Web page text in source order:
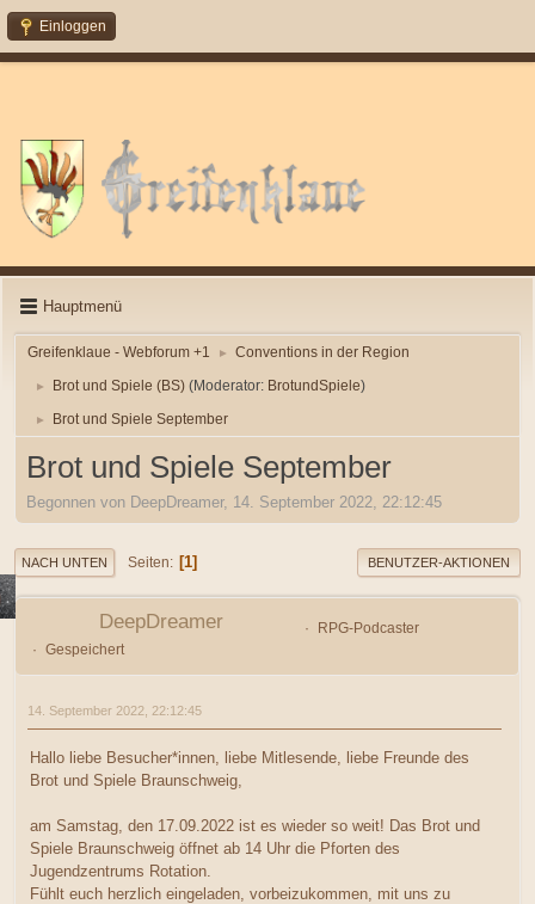
Einloggen
Hauptmenü
Greifenklaue - Webforum +1 ► Conventions in der Region
► Brot und Spiele (BS) (Moderator: BrotundSpiele)
► Brot und Spiele September
Brot und Spiele September
Begonnen von DeepDreamer, 14. September 2022, 22:12:45
NACH UNTEN Seiten 1 BENUTZER-AKTIONEN
DeepDreamer
RPG-Podcaster
Gespeichert
14. September 2022, 22:12:45
Hallo liebe Besucher*innen, liebe Mitlesende, liebe Freunde des
Brot und Spiele Braunschweig,
am Samstag, den 17.09.2022 ist es wieder so weit! Das Brot und
Spiele Braunschweig öffnet ab 14 Uhr die Pforten des
Jugendzentrums Rotation.
Fühlt euch herzlich eingeladen, vorbeizukommen, mit uns zu